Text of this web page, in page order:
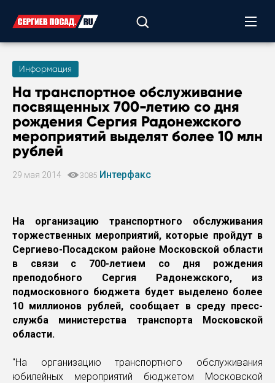
Информация
На транспортное обслуживание
посвященных 700-летию со дня
рождения Сергия Радонежского
мероприятий выделят более 10 млн
рублей
29 мая 2014 3085 Интерфакс
На организацию транспортного обслуживания
торжественных мероприятий, которые пройдут в
Сергиево-Посадском районе Московской области
в связи с 700-летием со дня рождения
преподобного Сергия Радонежского, из
подмосковного бюджета будет выделено более
10 миллионов рублей, сообщает в среду пресс-
служба министерства транспорта Московской
области.
"На организацию транспортного обслуживания
юбилейных мероприятий бюджетом Московской